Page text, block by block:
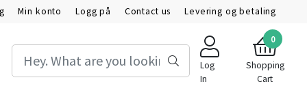
Min konto Logg på Contact us Levering og betaling
Log
In
0
Shopping
Cart